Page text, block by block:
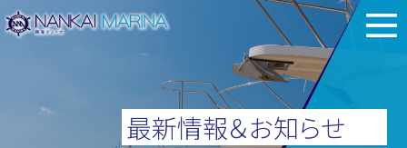
最新情報＆お知らせ